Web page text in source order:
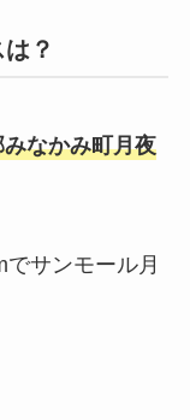
？
なかみ町月夜
サンモール月